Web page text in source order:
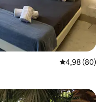
Средна
4,98 (80)